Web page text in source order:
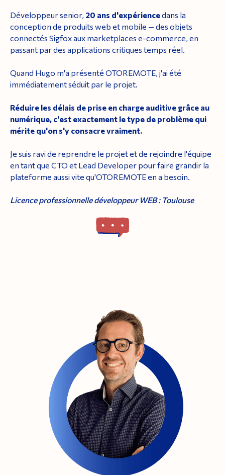
Développeur senior, 20 ans d'expériencedans la
conception de produits web et mobile — des objets
connectés Sigfox aux marketplaces e-commerce, en
passant par des applications critiques temps réel.
Quand Hugo m'a présenté OTOREMOTE, j'ai été
immédiatement séduit par le projet.
Réduire les délais de prise en charge auditive grâce au
numérique, c'est exactement le type de problème qui
mérite qu'on s'y consacre vraiment.
Je suis ravi de reprendre le projet et de rejoindre l'équipe
en tant que CTO et Lead Developer pour faire grandir la
plateforme aussi vite qu'OTOREMOTE en a besoin.
Licence professionnelle développeur WEB : Toulouse